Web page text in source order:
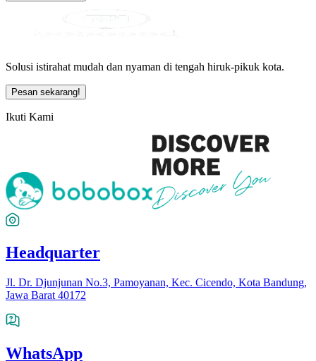
Solusi istirahat mudah dan nyaman di tengah hiruk-pikuk kota.
Pesan sekarang!
Ikuti Kami
Headquarter
Jl. Dr. Djunjunan No.3, Pamoyanan, Kec. Cicendo, Kota Bandung,
Jawa Barat 40172
WhatsApp